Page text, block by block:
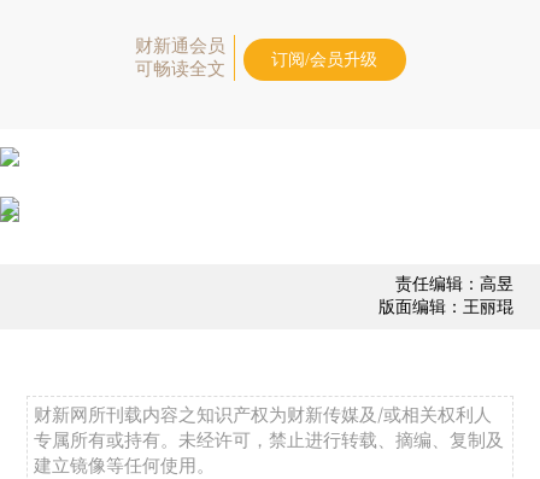
财新通会员
可畅读全文
订阅/会员升级
责任编辑：高昱
版面编辑：王丽琨
财新网所刊载内容之知识产权为财新传媒及/或相关权利人
专属所有或持有。未经许可，禁止进行转载、摘编、复制及
建立镜像等任何使用。